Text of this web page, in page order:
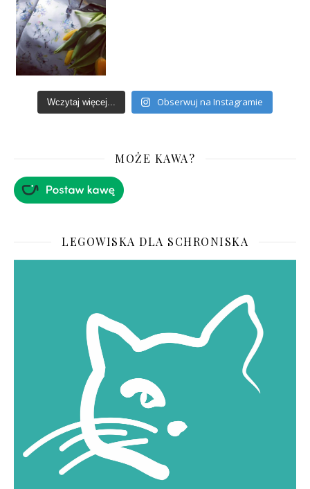
Wczytaj więcej... Obserwuj na Instagramie
MOŻE KAWA?
LEGOWISKA DLA SCHRONISKA